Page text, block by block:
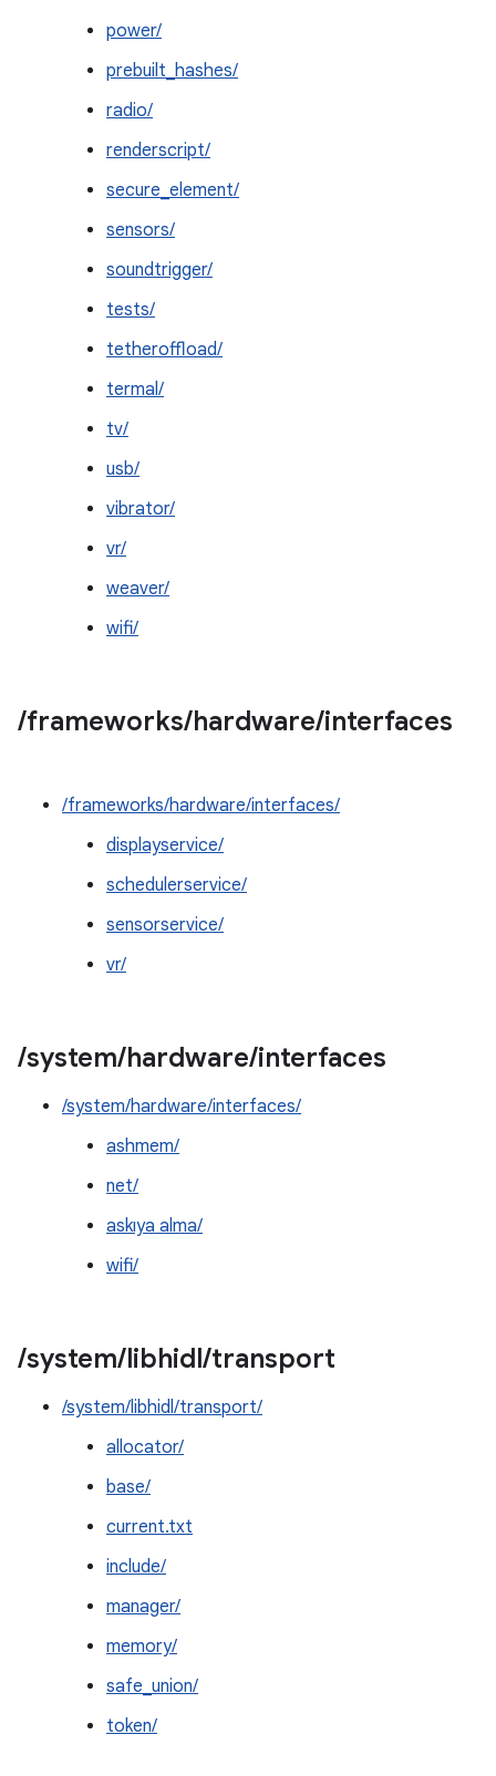
power/
prebuilt_hashes/
radio/
renderscript/
secure_element/
sensors/
soundtrigger/
tests/
tetheroffload/
termal/
tv/
usb/
vibrator/
vr/
weaver/
wifi/
/frameworks/hardware/interfaces
/frameworks/hardware/interfaces/
displayservice/
schedulerservice/
sensorservice/
vr/
/system/hardware/interfaces
/system/hardware/interfaces/
ashmem/
net/
askıya alma/
wifi/
/system/libhidl/transport
/system/libhidl/transport/
allocator/
base/
current.txt
include/
manager/
memory/
safe_union/
token/